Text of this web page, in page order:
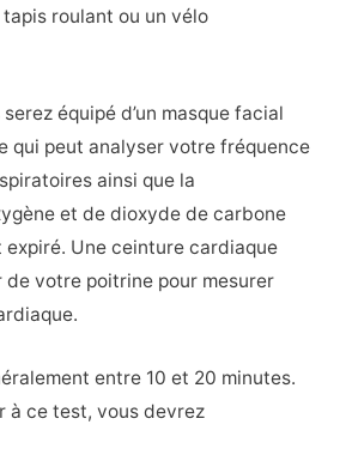
roulant ou un vélo
équipé d’un masque facial
qui peut analyser votre fréquence
ainsi que la
et de dioxyde de carbone
expiré. Une ceinture cardiaque
de votre poitrine pour mesurer
entre 10 et 20 minutes.
à ce test, vous devrez